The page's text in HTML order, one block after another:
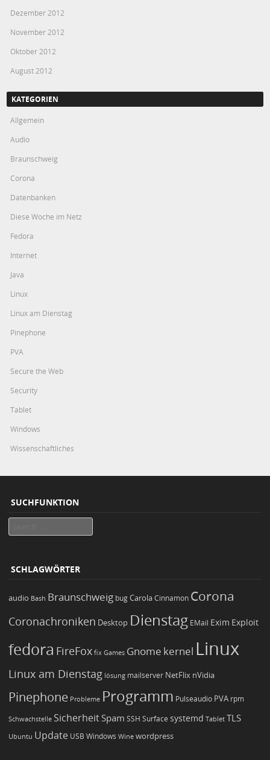
Dezember 2012
November 2012
Oktober 2012
August 2012
KATEGORIEN
Allgemein
Audio
Braunschweig
Corona
Datenbanken
Diese Woche im Netz
Fedora
Internet
Java
Linux
Linux am Dienstag
Pinephone
PVA
Secure the Web
Security
Tablet
Windows
Wissenschaftliches
SUCHFUNKTION
SCHLAGWÖRTER
audio Bash Braunschweig bugCarola Cinnamon Corona
Coronachroniken Desktop Dienstag EMail Exim Exploit
fedora FireFox fix Games Gnome kernel Linux
Linux am Dienstag lösung mailserver NetFlix nVidia
Pinephone Probleme Programm Pulseaudio PVA rpm
Schwachstelle Sicherheit Spam SSH Surface systemd Tablet TLS
Ubuntu Update USB Windows Wine wordpress